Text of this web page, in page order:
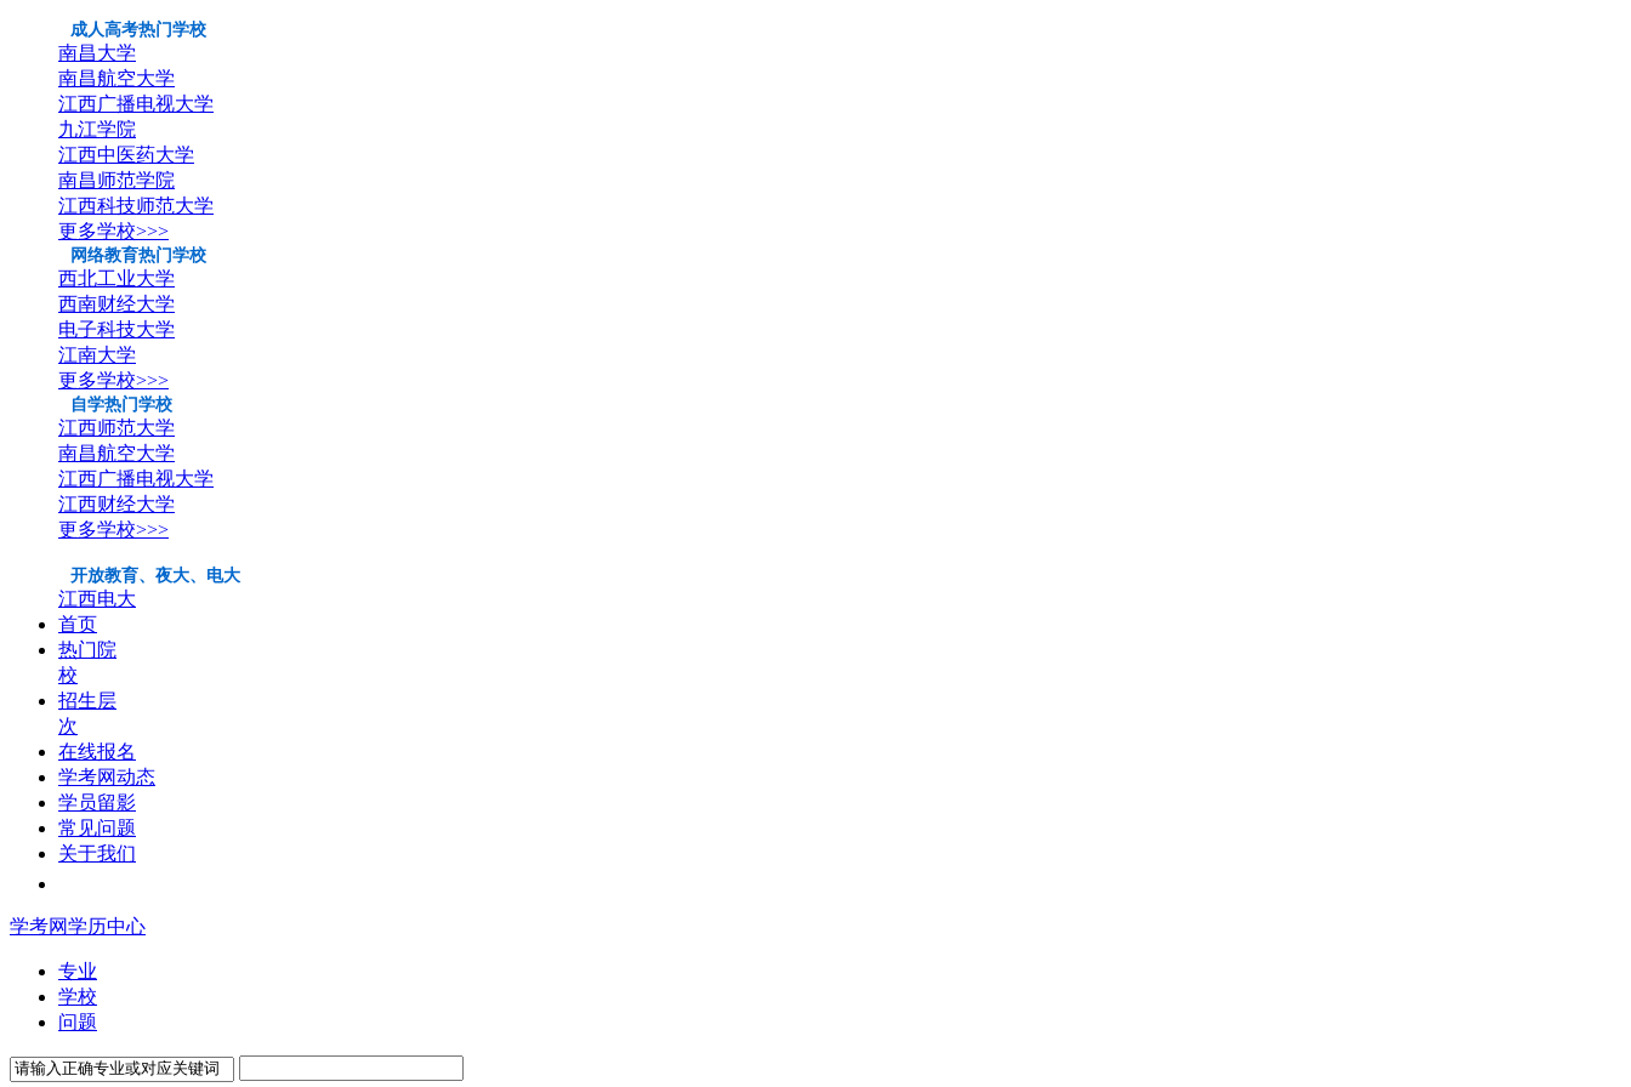
成人高考热门学校
南昌大学
南昌航空大学
江西广播电视大学
九江学院
江西中医药大学
南昌师范学院
江西科技师范大学
更多学校>>>
网络教育热门学校
西北工业大学
西南财经大学
电子科技大学
江南大学
更多学校>>>
自学热门学校
江西师范大学
南昌航空大学
江西广播电视大学
江西财经大学
更多学校>>>
开放教育、夜大、电大
江西电大
首页
热门院
校
招生层
次
在线报名
学考网动态
学员留影
常见问题
关于我们
学考网学历中心
专业
学校
问题